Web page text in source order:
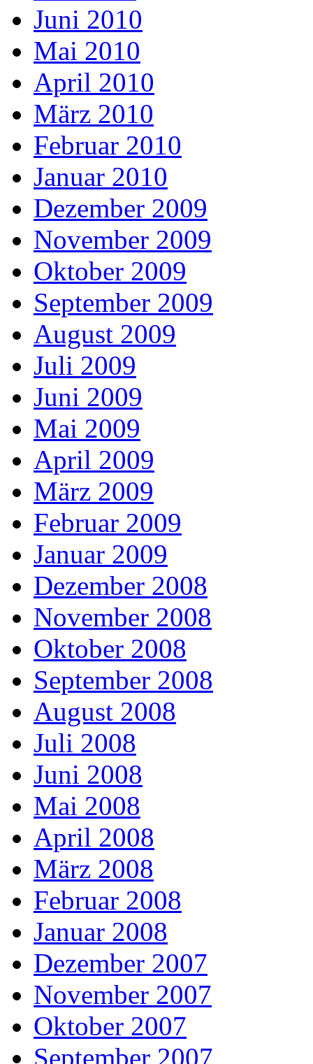
Juni 2010
Mai 2010
April 2010
März 2010
Februar 2010
Januar 2010
Dezember 2009
November 2009
Oktober 2009
September 2009
August 2009
Juli 2009
Juni 2009
Mai 2009
April 2009
März 2009
Februar 2009
Januar 2009
Dezember 2008
November 2008
Oktober 2008
September 2008
August 2008
Juli 2008
Juni 2008
Mai 2008
April 2008
März 2008
Februar 2008
Januar 2008
Dezember 2007
November 2007
Oktober 2007
September 2007